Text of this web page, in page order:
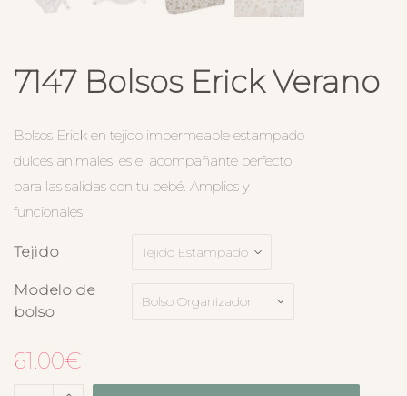
7147 Bolsos Erick Verano
Bolsos Erick en tejido impermeable estampado
dulces animales, es el acompañante perfecto
para las salidas con tu bebé. Amplios y
funcionales.
Tejido
Modelo de
bolso
61.00€